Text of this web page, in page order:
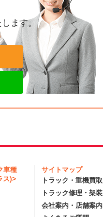
ます。
車種
ス)>
サイトマップ
トラック・重機買取
トラック修理・架装
会社案内・店舗案内